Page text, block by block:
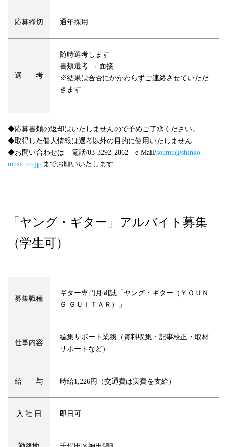
応募締切 通年採用
選 考
随時選考します
書類選考 → 面接
※結果は合否にかかわらずご連絡させていただ
きます
◆応募書類の返却はいたしませんので予めご了承ください。
◆取得した個人情報は選考以外の目的に使用いたしません
◆お問い合わせは 電話/03-3292-2862 e-Mail/soumu@shinko-
music.co.jp までお願いいたします
「ヤング・ギター」アルバイト募集
（学生可）
募集職種
ギター専門月間誌「ヤング・ギター（ＹＯＵＮ
Ｇ ＧＵＩＴＡＲ）」
仕事内容
編集サポート業務（資料収集・記事校正・取材
サポートなど）
給 与 時給1,226円（交通費は実費を支給）
入 社 日 即日可